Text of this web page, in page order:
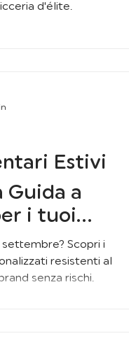
d'élite.
Estivi
Guida a
i tuoi
Scopri i
resistenti al
senza rischi.